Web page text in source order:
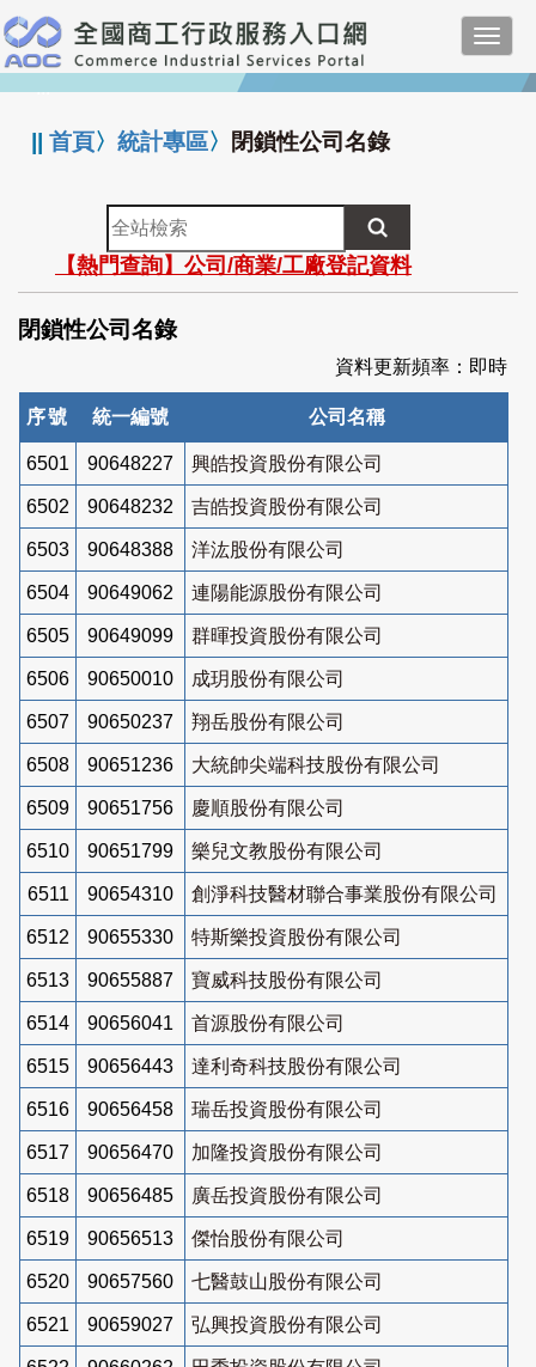
跳
到
主
要
:::
||首頁〉統計專區〉 閉鎖性公司名錄
全
站
檢
索
【熱門查詢】公司/商業/工廠登記資料
閉鎖性公司名錄
資料更新頻率：即時
序號 統一編號 公司名稱
6501 90648227 興皓投資股份有限公司
6502 90648232 吉皓投資股份有限公司
6503 90648388 洋汯股份有限公司
6504 90649062 連陽能源股份有限公司
6505 90649099 群暉投資股份有限公司
6506 90650010 成玥股份有限公司
6507 90650237 翔岳股份有限公司
6508 90651236 大統帥尖端科技股份有限公司
6509 90651756 慶順股份有限公司
6510 90651799 樂兒文教股份有限公司
6511 90654310 創淨科技醫材聯合事業股份有限公司
6512 90655330 特斯樂投資股份有限公司
6513 90655887 寶威科技股份有限公司
6514 90656041 首源股份有限公司
6515 90656443 達利奇科技股份有限公司
6516 90656458 瑞岳投資股份有限公司
6517 90656470 加隆投資股份有限公司
6518 90656485 廣岳投資股份有限公司
6519 90656513 傑怡股份有限公司
6520 90657560 七醫鼓山股份有限公司
6521 90659027 弘興投資股份有限公司